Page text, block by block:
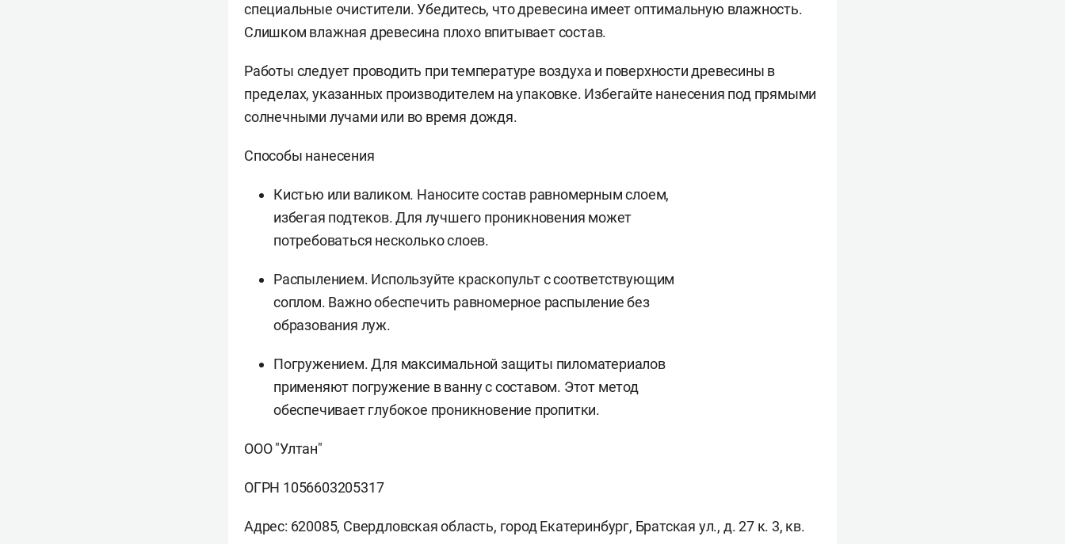
специальные очистители. Убедитесь, что древесина имеет оптимальную влажность.
Слишком влажная древесина плохо впитывает состав.
Работы следует проводить при температуре воздуха и поверхности древесины в
пределах, указанных производителем на упаковке. Избегайте нанесения под прямыми
солнечными лучами или во время дождя.
Способы нанесения
Кистью или валиком. Наносите состав равномерным слоем,
избегая подтеков. Для лучшего проникновения может
потребоваться несколько слоев.
Распылением. Используйте краскопульт с соответствующим
соплом. Важно обеспечить равномерное распыление без
образования луж.
Погружением. Для максимальной защиты пиломатериалов
применяют погружение в ванну с составом. Этот метод
обеспечивает глубокое проникновение пропитки.
ООО "Ултан"
ОГРН 1056603205317
Адрес: 620085, Свердловская область, город Екатеринбург, Братская ул., д. 27 к. 3, кв.